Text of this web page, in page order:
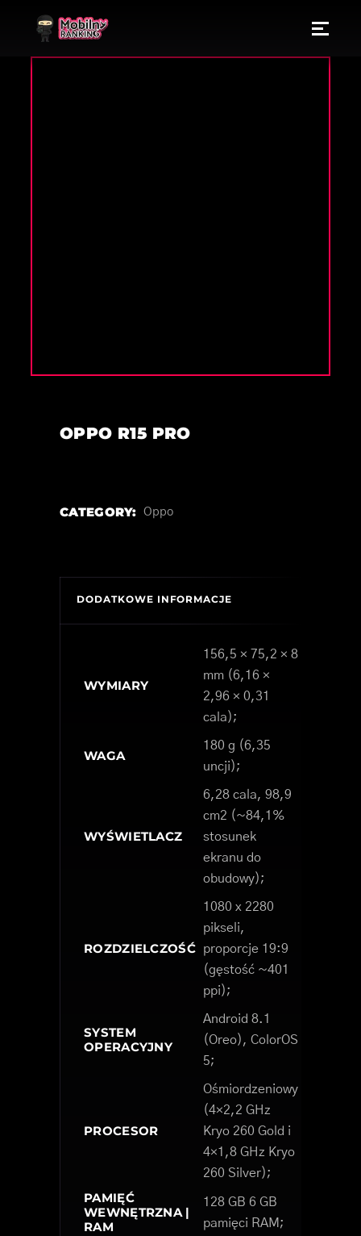
OPPO R15 PRO
CATEGORY: Oppo
DODATKOWE INFORMACJE
WYMIARY
156,5 × 75,2 × 8
mm (6,16 ×
2,96 × 0,31
cala);
WAGA
180 g (6,35
uncji);
WYŚWIETLACZ
6,28 cala, 98,9
cm2 (~84,1%
stosunek
ekranu do
obudowy);
ROZDZIELCZOŚĆ
1080 x 2280
pikseli,
proporcje 19:9
(gęstość ~401
ppi);
SYSTEM
OPERACYJNY
Android 8.1
(Oreo), ColorOS
5;
PROCESOR
Ośmiordzeniowy
(4×2,2 GHz
Kryo 260 Gold i
4×1,8 GHz Kryo
260 Silver);
PAMIĘĆ
WEWNĘTRZNA |
RAM
128 GB 6 GB
pamięci RAM;